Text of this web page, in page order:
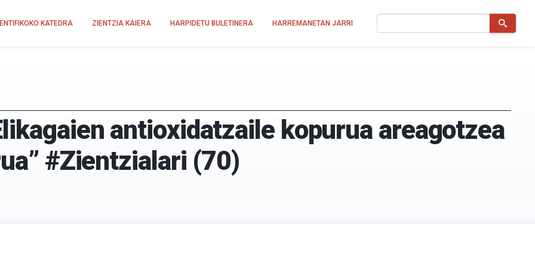
KATEDRA ZIENTZIA KAIERA HARPIDETU BULETINERA HARREMANETAN JARRI
antioxidatzaile kopurua areagotzea
#Zientzialari (70)